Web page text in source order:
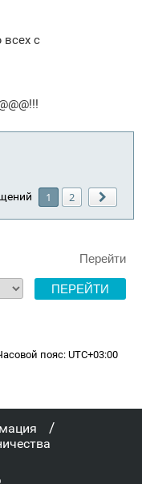
с
1 2
Перейти
пояс: UTC+03:00
/